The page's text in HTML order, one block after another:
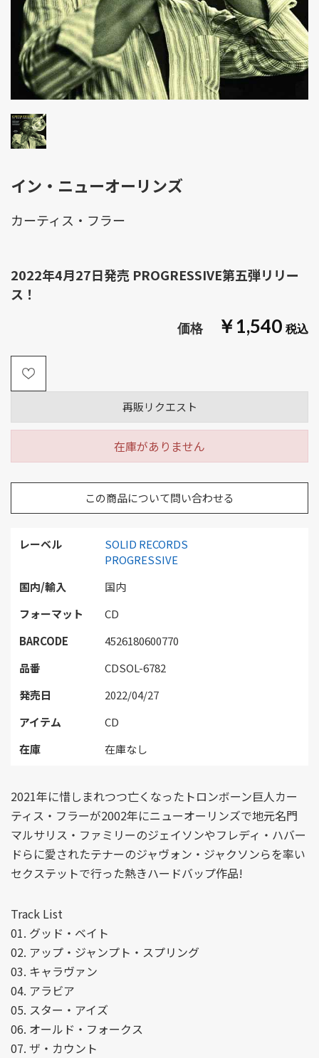
イン・ニューオーリンズ
￥1,540
レーベル
SOLID RECORDS
PROGRESSIVE
国内/輸入
国内
フォーマット
CD
BARCODE
4526180600770
品番
CDSOL-6782
発売日
2022/04/27
アイテム
CD
在庫
在庫なし
再販リクエスト
在庫がありません
この商品について問い合わせる
カーティス・フラー
2021年に惜しまれつつ亡くなったトロンボーン巨人カー
ティス・フラーが2002年にニューオーリンズで地元名門
マルサリス・ファミリーのジェイソンやフレディ・ハバー
ドらに愛されたテナーのジャヴォン・ジャクソンらを率い
セクステットで行った熱きハードバップ作品!
Track List
01. グッド・ベイト
02. アップ・ジャンプト・スプリング
03. キャラヴァン
04. アラビア
05. スター・アイズ
06. オールド・フォークス
07. ザ・カウント
2022年4月27日発売 PROGRESSIVE第五弾リリー
ス！